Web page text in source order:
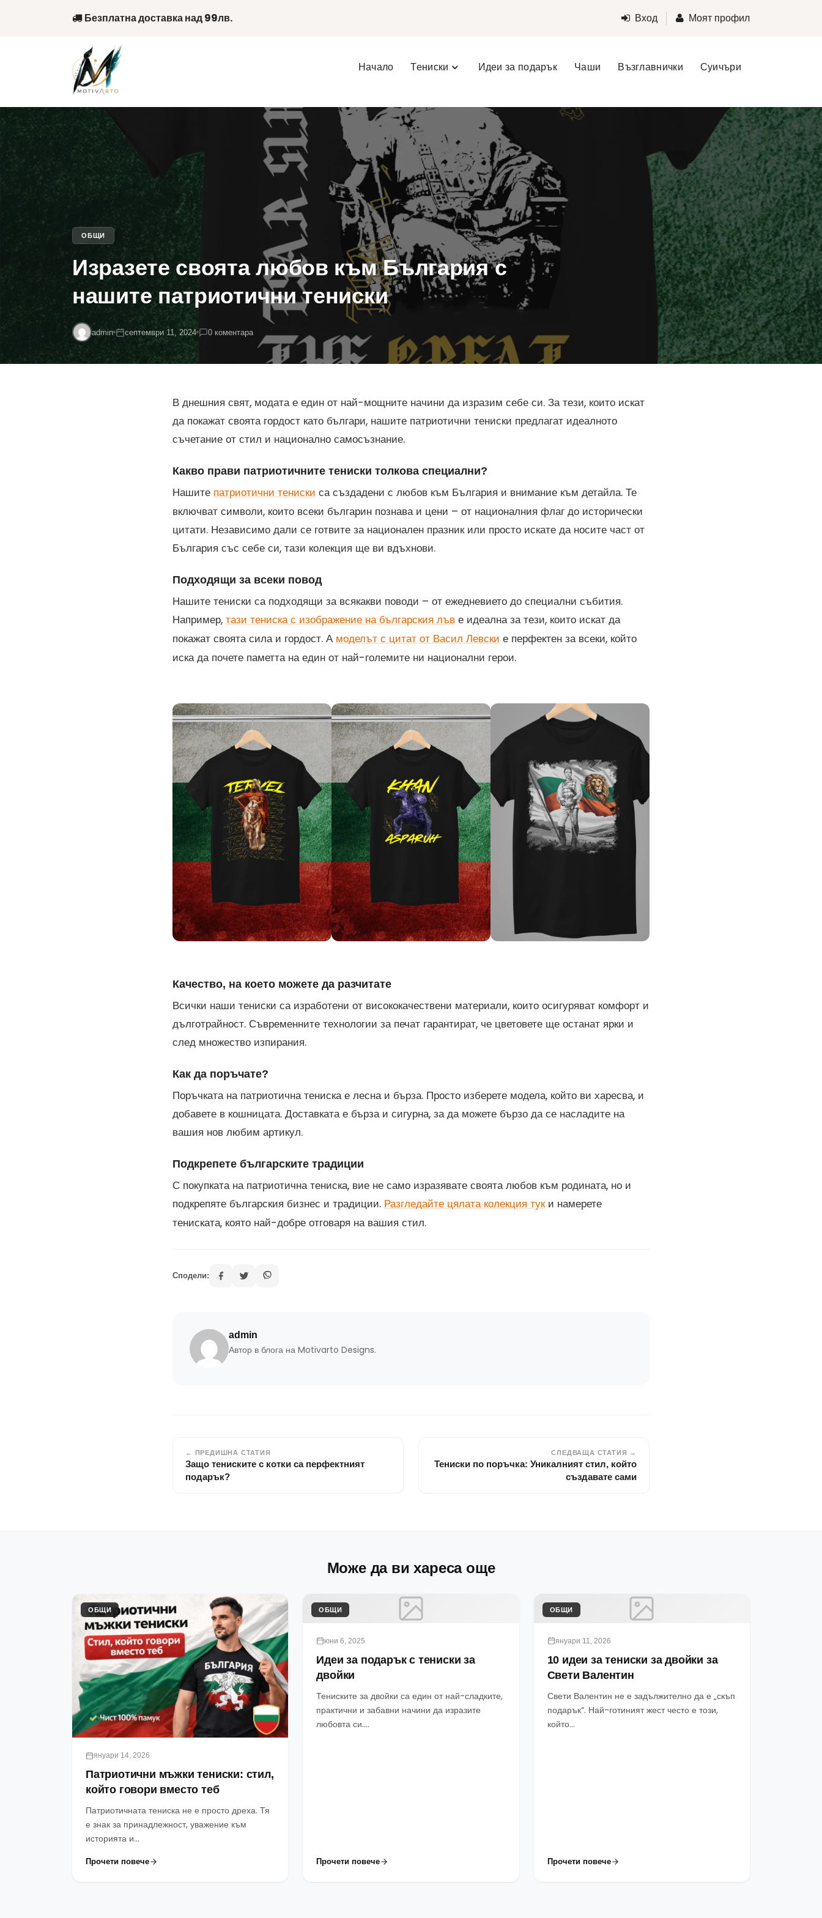
Безплатна доставка над 99лв. Вход Моят профил
Начало Тениски Идеи за подарък Чаши Възглавнички Суичъри
ОБЩИ
Изразете своята любов към България с
нашите патриотични тениски
admin септември 11, 2024 0 коментара
В днешния свят, модата е един от най-мощните начини да изразим себе си. За тези, които искат
да покажат своята гордост като българи, нашите патриотични тениски предлагат идеалното
съчетание от стил и национално самосъзнание.
Какво прави патриотичните тениски толкова специални?
Нашите патриотични тениски са създадени с любов към България и внимание към детайла. Те
включват символи, които всеки българин познава и цени – от националния флаг до исторически
цитати. Независимо дали се готвите за национален празник или просто искате да носите част от
България със себе си, тази колекция ще ви вдъхнови.
Подходящи за всеки повод
Нашите тениски са подходящи за всякакви поводи – от ежедневието до специални събития.
Например, тази тениска с изображение на българския лъв е идеална за тези, които искат да
покажат своята сила и гордост. А моделът с цитат от Васил Левски е перфектен за всеки, който
иска да почете паметта на един от най-големите ни национални герои.
Качество, на което можете да разчитате
Всички наши тениски са изработени от висококачествени материали, които осигуряват комфорт и
дълготрайност. Съвременните технологии за печат гарантират, че цветовете ще останат ярки и
след множество изпирания.
Как да поръчате?
Поръчката на патриотична тениска е лесна и бърза. Просто изберете модела, който ви харесва, и
добавете в кошницата. Доставката е бърза и сигурна, за да можете бързо да се насладите на
вашия нов любим артикул.
Подкрепете българските традиции
С покупката на патриотична тениска, вие не само изразявате своята любов към родината, но и
подкрепяте българския бизнес и традиции. Разгледайте цялата колекция туки намерете
тениската, която най-добре отговаря на вашия стил.
Сподели:
admin
Автор в блога на Motivarto Designs.
← ПРЕДИШНА СТАТИЯ
Защо тениските с котки са перфектният
подарък?
СЛЕДВАЩА СТАТИЯ →
Тениски по поръчка: Уникалният стил, който
създавате сами
Може да ви хареса още
ОБЩИ
януари 14, 2026
Патриотични мъжки тениски: стил,
който говори вместо теб
Патриотичната тениска не е просто дреха. Тя
е знак за принадлежност, уважение към
историята и...
Прочети повече
ОБЩИ
юни 6, 2025
Идеи за подарък с тениски за
двойки
Тениските за двойки са един от най-сладките,
практични и забавни начини да изразите
любовта си....
Прочети повече
ОБЩИ
януари 11, 2026
10 идеи за тениски за двойки за
Свети Валентин
Свети Валентин не е задължително да е „скъп
подарък“. Най-готиният жест често е този,
който...
Прочети повече